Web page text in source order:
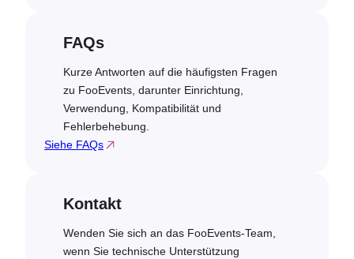
FAQs
Kurze Antworten auf die häufigsten Fragen
zu FooEvents, darunter Einrichtung,
Verwendung, Kompatibilität und
Fehlerbehebung.
Siehe FAQs
Kontakt
Wenden Sie sich an das FooEvents-Team,
wenn Sie technische Unterstützung